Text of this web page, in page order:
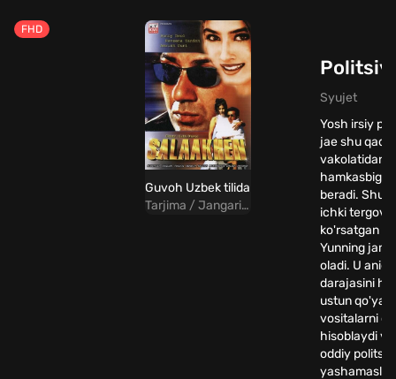
FHD
Guvoh Uzbek tilida
Tarjima / Jangari / Drama / Hind
Syujet
Yosh irsiy
jae shu
vakolatidan
hamkasbiga
beradi.
ichki tergov
ko'rsatgan
Yunning
oladi. U
darajasini
ustun
vositalarni
hisoblaydi
oddiy